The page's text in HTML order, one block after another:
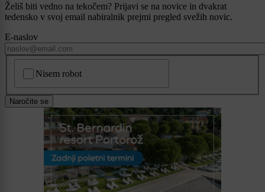
Želiš biti vedno na tekočem? Prijavi se na novice in dvakrat
tedensko v svoj email nabiralnik prejmi pregled svežih novic.
E-naslov
Nisem robot
Naročite se